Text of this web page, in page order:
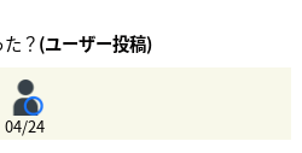
？(ユーザー投稿)
04/24